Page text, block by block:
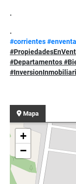
.
.
#corrientes#enventa
#Departamentos
Mapa
+
−